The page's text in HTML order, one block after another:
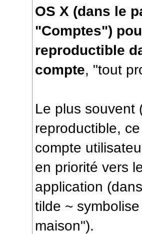
OS X (dans le
"Comptes")
reproductible
compte, "tout
Le plus souvent
reproductible,
compte
en priorité vers
application
tilde ~
maison").